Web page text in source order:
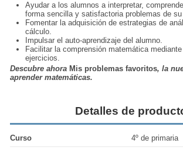
Ayudar a los alumnos a interpretar,
forma sencilla y satisfactoria problemas de su
Fomentar la adquisición de estrategias de
cálculo.
Impulsar el auto-aprendizaje del alumno.
Facilitar la comprensión matemática
ejercicios.
Descubre ahora Mis problemas favoritos, la
aprender matemáticas.
Detalles de
Curso
4º de primaria